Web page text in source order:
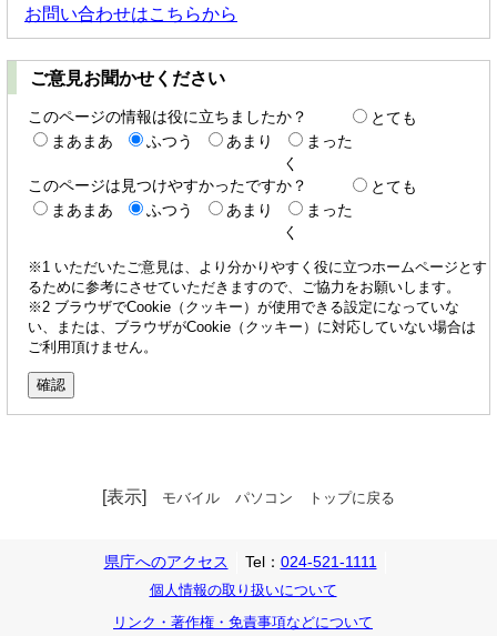
お問い合わせはこちらから
ご意見お聞かせください
このページの情報は役に立ちましたか？
とても
まあまあ
ふつう あまり
まった
く
このページは見つけやすかったですか？
とても
まあまあ
ふつう あまり
まった
く
※1 いただいたご意見は、より分かりやすく役に立つホームページとす
るために参考にさせていただきますので、ご協力をお願いします。
※2 ブラウザでCookie（クッキー）が使用できる設定になっていな
い、または、ブラウザがCookie（クッキー）に対応していない場合は
ご利用頂けません。
[表示] モバイル パソコン トップに戻る
県庁へのアクセス Tel： 024-521-1111
個人情報の取り扱いについて
リンク・著作権・免責事項などについて